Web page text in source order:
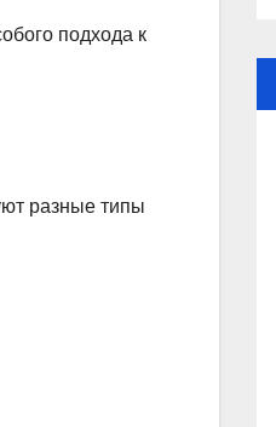
подхода к
разные типы